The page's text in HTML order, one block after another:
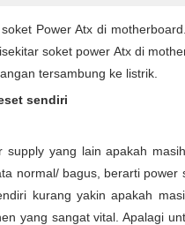
Power Atx di
soket power Atx di
tersambung ke listrik.
sendiri
supply yang lain apakah
normal/ bagus, berarti power
kurang yakin apakah
yang sangat vital. Apalagi